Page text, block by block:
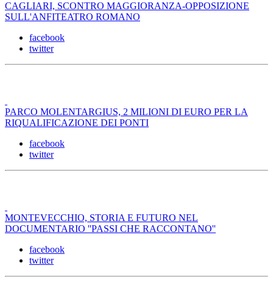
CAGLIARI, SCONTRO MAGGIORANZA-OPPOSIZIONE
SULL'ANFITEATRO ROMANO
facebook
twitter
PARCO MOLENTARGIUS, 2 MILIONI DI EURO PER LA
RIQUALIFICAZIONE DEI PONTI
facebook
twitter
MONTEVECCHIO, STORIA E FUTURO NEL
DOCUMENTARIO ''PASSI CHE RACCONTANO''
facebook
twitter